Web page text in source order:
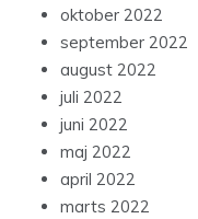
oktober 2022
september 2022
august 2022
juli 2022
juni 2022
maj 2022
april 2022
marts 2022